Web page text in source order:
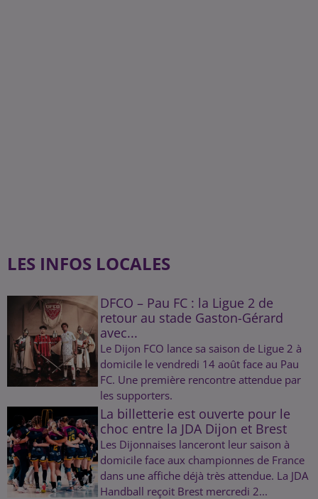
LES INFOS LOCALES
DFCO – Pau FC : la Ligue 2 de
retour au stade Gaston-Gérard
avec...
Le Dijon FCO lance sa saison de Ligue 2 à
domicile le vendredi 14 août face au Pau
FC. Une première rencontre attendue par
les supporters.
La billetterie est ouverte pour le
choc entre la JDA Dijon et Brest
Les Dijonnaises lanceront leur saison à
domicile face aux championnes de France
dans une affiche déjà très attendue. La JDA
Handball reçoit Brest mercredi 2...